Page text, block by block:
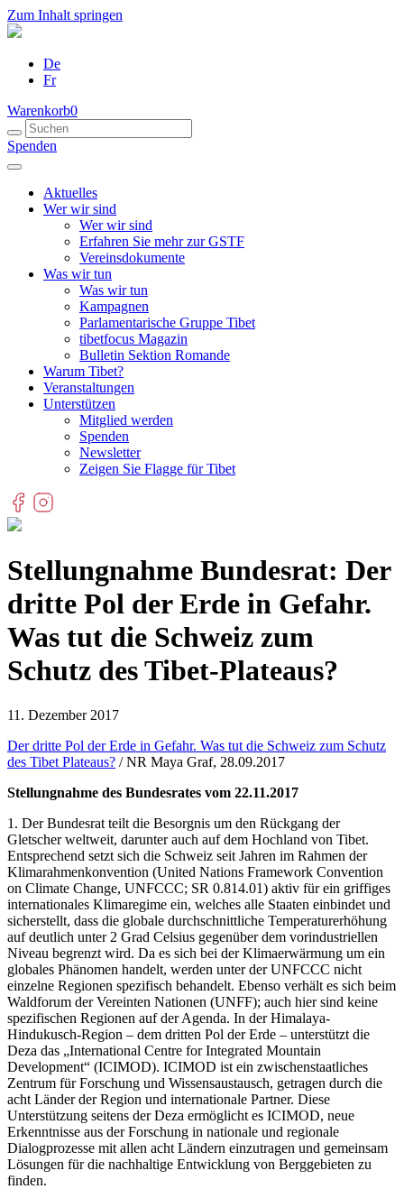
Zum Inhalt springen
De
Fr
Warenkorb0
Spenden
Aktuelles
Wer wir sind
Wer wir sind
Erfahren Sie mehr zur GSTF
Vereinsdokumente
Was wir tun
Was wir tun
Kampagnen
Parlamentarische Gruppe Tibet
tibetfocus Magazin
Bulletin Sektion Romande
Warum Tibet?
Veranstaltungen
Unterstützen
Mitglied werden
Spenden
Newsletter
Zeigen Sie Flagge für Tibet
Stellungnahme Bundesrat: Der
dritte Pol der Erde in Gefahr.
Was tut die Schweiz zum
Schutz des Tibet-Plateaus?
11. Dezember 2017
Der dritte Pol der Erde in Gefahr. Was tut die Schweiz zum Schutz
des Tibet Plateaus? / NR Maya Graf, 28.09.2017
Stellungnahme des Bundesrates vom 22.11.2017
1. Der Bundesrat teilt die Besorgnis um den Rückgang der
Gletscher weltweit, darunter auch auf dem Hochland von Tibet.
Entsprechend setzt sich die Schweiz seit Jahren im Rahmen der
Klimarahmenkonvention (United Nations Framework Convention
on Climate Change, UNFCCC; SR 0.814.01) aktiv für ein griffiges
internationales Klimaregime ein, welches alle Staaten einbindet und
sicherstellt, dass die globale durchschnittliche Temperaturerhöhung
auf deutlich unter 2 Grad Celsius gegenüber dem vorindustriellen
Niveau begrenzt wird. Da es sich bei der Klimaerwärmung um ein
globales Phänomen handelt, werden unter der UNFCCC nicht
einzelne Regionen spezifisch behandelt. Ebenso verhält es sich beim
Waldforum der Vereinten Nationen (UNFF); auch hier sind keine
spezifischen Regionen auf der Agenda. In der Himalaya-
Hindukusch-Region – dem dritten Pol der Erde – unterstützt die
Deza das „International Centre for Integrated Mountain
Development“ (ICIMOD). ICIMOD ist ein zwischenstaatliches
Zentrum für Forschung und Wissensaustausch, getragen durch die
acht Länder der Region und internationale Partner. Diese
Unterstützung seitens der Deza ermöglicht es ICIMOD, neue
Erkenntnisse aus der Forschung in nationale und regionale
Dialogprozesse mit allen acht Ländern einzutragen und gemeinsam
Lösungen für die nachhaltige Entwicklung von Berggebieten zu
finden.